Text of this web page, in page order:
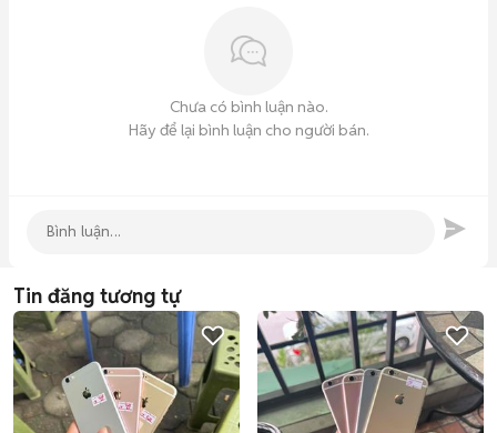
Chưa có bình luận nào.
Hãy để lại bình luận cho người bán.
Tin đăng tương tự